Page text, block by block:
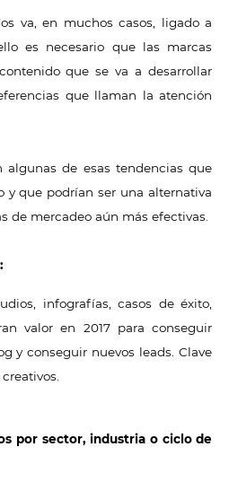
va, en muchos casos, ligado a
es necesario que las marcas
que se va a desarrollar
que llaman la atención
algunas de esas tendencias que
y que podrían ser una alternativa
de mercadeo aún más efectivas.
infografías, casos de éxito,
valor en 2017 para conseguir
y conseguir nuevos leads. Clave
por sector, industria o ciclo de